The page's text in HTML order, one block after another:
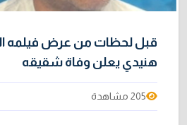
قبل لحظات من عرض فيلمه
هنيدي يعلن وفاة شقيقه
205 مشاهدة